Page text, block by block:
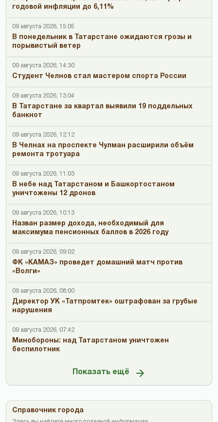
годовой инфляции до 6,11%
09 августа 2026, 15:05
В понедельник в Татарстане ожидаются грозы и
порывистый ветер
09 августа 2026, 14:30
Студент Челнов стал мастером спорта России
09 августа 2026, 13:04
В Татарстане за квартал выявили 19 поддельных
банкнот
09 августа 2026, 12:12
В Челнах на проспекте Чулман расширили объём
ремонта тротуара
09 августа 2026, 11:03
В небе над Татарстаном и Башкортостаном
уничтожены 12 дронов
09 августа 2026, 10:13
Назван размер дохода, необходимый для
максимума пенсионных баллов в 2026 году
09 августа 2026, 09:02
ФК «КАМАЗ» проведет домашний матч против
«Волги»
09 августа 2026, 08:00
Директор УК «Татпромтек» оштрафован за грубые
нарушения
09 августа 2026, 07:42
Минобороны: над Татарстаном уничтожен
беспилотник
Показать ещё
Справочник города